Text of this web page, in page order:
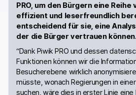
PRO, um den Bürgern eine
effizient und leserfreundlich
entscheidend für sie, eine
der die Bürger vertrauen
“Dank Piwik PRO und dessen
Funktionen können wir die
Besucherebene wirklich
müsste, wonach Regierungen in
suchen, wäre dies in erster Linie eine